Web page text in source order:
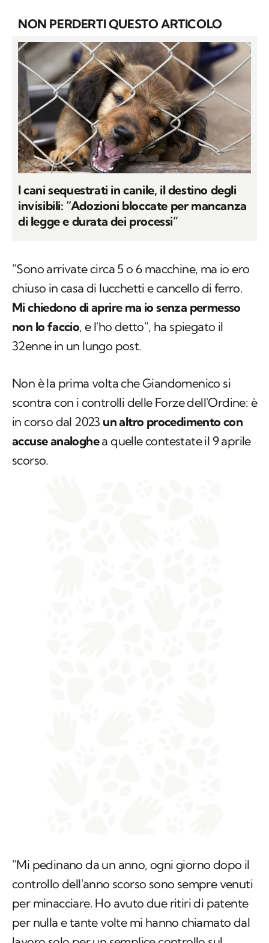
NON PERDERTI QUESTO ARTICOLO
I cani sequestrati in canile, il destino degli
invisibili: “Adozioni bloccate per mancanza
di legge e durata dei processi”
"Sono arrivate circa 5 o 6 macchine, ma io ero
chiuso in casa di lucchetti e cancello di ferro.
Mi chiedono di aprire ma io senza permesso
non lo faccio, e l'ho detto", ha spiegato il
32enne in un lungo post.
Non è la prima volta che Giandomenico si
scontra con i controlli delle Forze dell'Ordine: è
in corso dal 2023 un altro procedimento con
accuse analoghea quelle contestate il 9 aprile
scorso.
"Mi pedinano da un anno, ogni giorno dopo il
controllo dell'anno scorso sono sempre venuti
per minacciare. Ho avuto due ritiri di patente
per nulla e tante volte mi hanno chiamato dal